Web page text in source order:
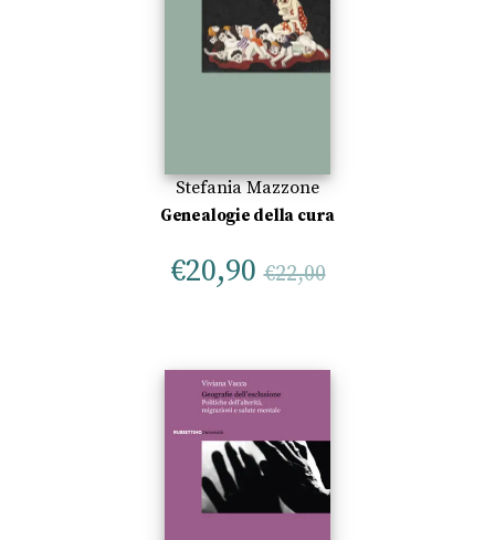
Stefania Mazzone
Genealogie della cura
€20,90 €22,00